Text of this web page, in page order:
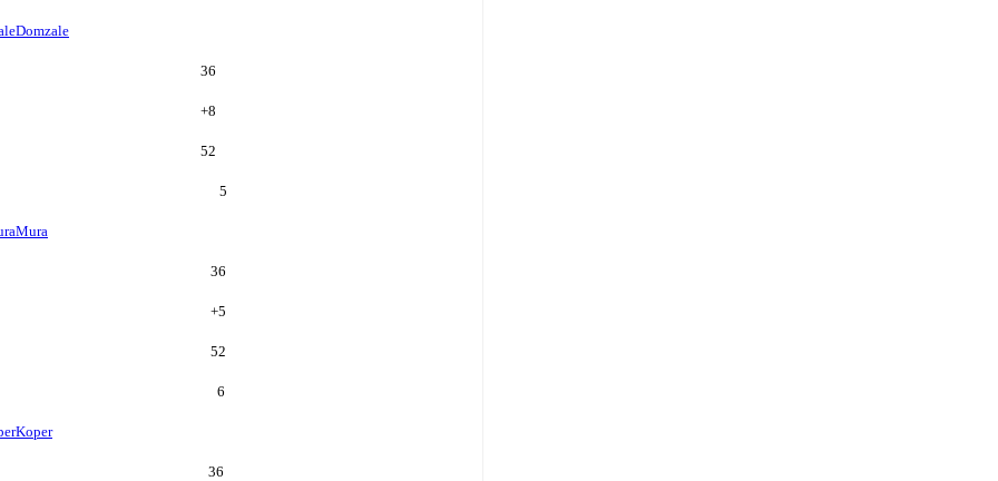
Domzale
36
+8
52
5
Mura
36
+5
52
6
Koper
36